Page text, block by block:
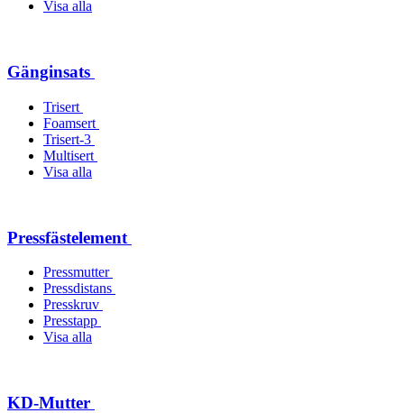
Visa alla
Gänginsats
Trisert
Foamsert
Trisert-3
Multisert
Visa alla
Pressfästelement
Pressmutter
Pressdistans
Presskruv
Presstapp
Visa alla
KD-Mutter